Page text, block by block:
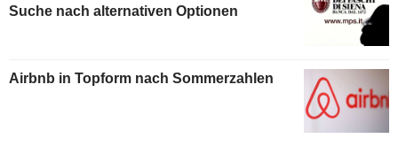
Suche nach alternativen Optionen
Airbnb in Topform nach Sommerzahlen